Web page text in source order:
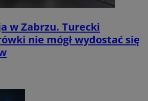
w Zabrzu. Turecki
nie mógł wydostać się